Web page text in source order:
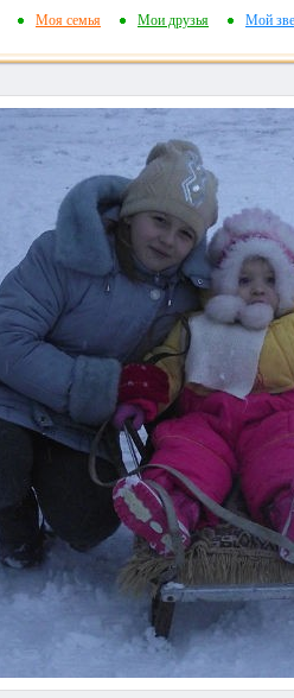
Моя семья Мои друзья Мой